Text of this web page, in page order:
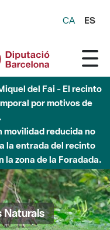
CA ES
del Fai - El recinto
por motivos de
movilidad reducida no
la entrada del recinto
la zona de la Foradada.
Naturals